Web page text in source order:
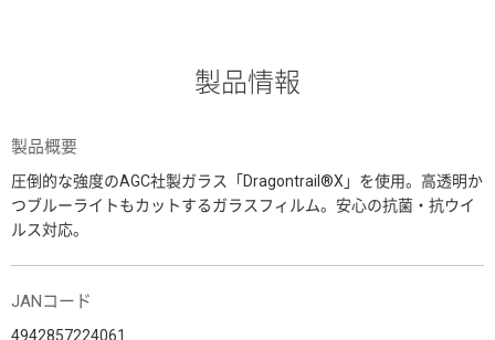
製品情報
製品概要
圧倒的な強度のAGC社製ガラス「Dragontrail®X」を使用。高透明か
つブルーライトもカットするガラスフィルム。安心の抗菌・抗ウイ
ルス対応。
JANコード
4942857224061